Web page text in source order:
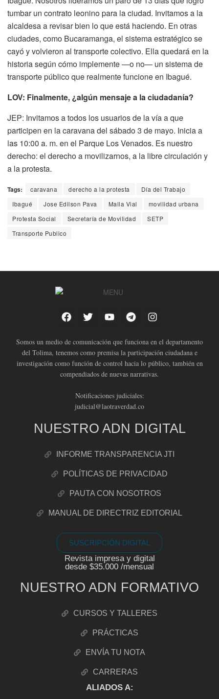
tumbar un contrato leonino para la ciudad. Invitamos a la
alcaldesa a revisar bien lo que está haciendo. En otras
ciudades, como Bucaramanga, el sistema estratégico se
cayó y volvieron al transporte colectivo. Ella quedará en la
historia según cómo implemente —o no— un sistema de
transporte público que realmente funcione en Ibagué.
LOV: Finalmente, ¿algún mensaje a la ciudadanía?
JEP: Invitamos a todos los usuarios de la vía a que
participen en la caravana del sábado 3 de mayo. Inicia a
las 10:00 a. m. en el Parque Los Venados. Es nuestro
derecho: el derecho a movilizarnos, a la libre circulación y
a la protesta.
Tags: caravana derecho a la protesta
Día del Trabajo
Ibagué
Jose Edilson Pava Malla Vial
movilidad urbana
Protesta Social
Secretaría de Movilidad
SETP
Transporte Publico
Somos un medio de comunicación que funciona en el departamento
del Tolima, tenemos como premisa la participación ciudadana e
investigación como función de control hacia lo público, también en
compendiados de nuevas narrativas.
Notificaciones judiciales:
judicial@laotraverdad.co
NUESTRO ADN DIGITAL
INFORME TRANSPARENCIA JTI
POLÍTICAS DE PRIVACIDAD
PAUTA CON NOSOTROS
MANUAL DE DIRECTRIZ EDITORIAL
SUSCRIPCIÓN DIGITAL
Revista impresa y digital
desde $35.000 /mensual
NUESTRO ADN FORMATIVO
CURSOS Y TALLERES
PRÁCTICAS
ENVÍA TU NOTA
CARRERAS
ALIADOS A: